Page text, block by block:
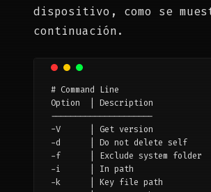
dispositivo, como se
continuación.
# Command Line
Option	| Description
---------------------
-V	| Get version
-d	| Do not delete self
-f	| Exclude system folder
-i	| In path
-k	| Key file path